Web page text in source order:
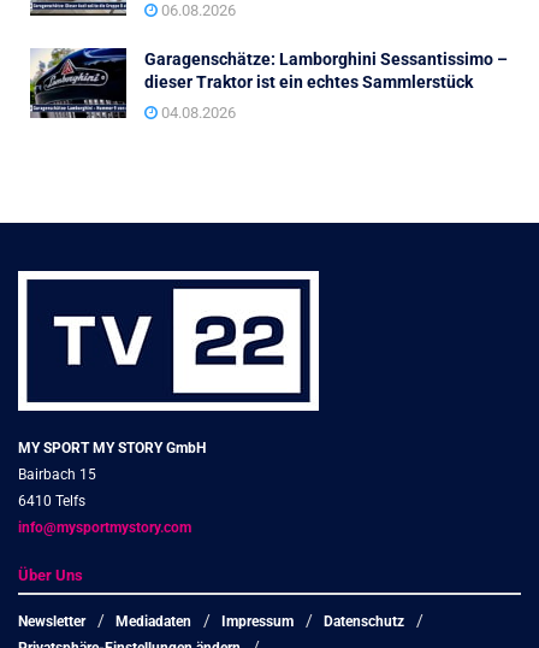
06.08.2026
Garagenschätze: Lamborghini Sessantissimo –
dieser Traktor ist ein echtes Sammlerstück
04.08.2026
MY SPORT MY STORY GmbH
Bairbach 15
6410 Telfs
info@mysportmystory.com
Über Uns
Newsletter Mediadaten Impressum
Datenschutz